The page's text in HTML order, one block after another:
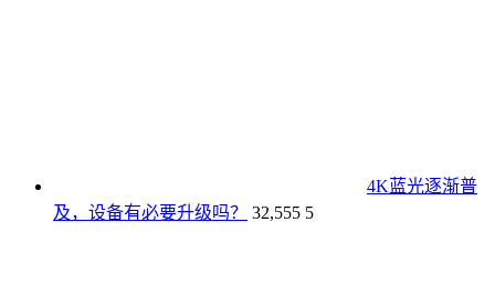
4K蓝光逐渐普
及，设备有必要升级吗？
32,555 5